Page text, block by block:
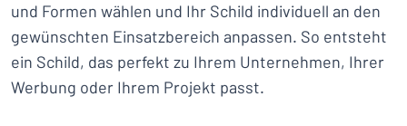
und Formen wählen und Ihr Schild individuell an den
gewünschten Einsatzbereich anpassen. So entsteht
ein Schild, das perfekt zu Ihrem Unternehmen, Ihrer
Werbung oder Ihrem Projekt passt.